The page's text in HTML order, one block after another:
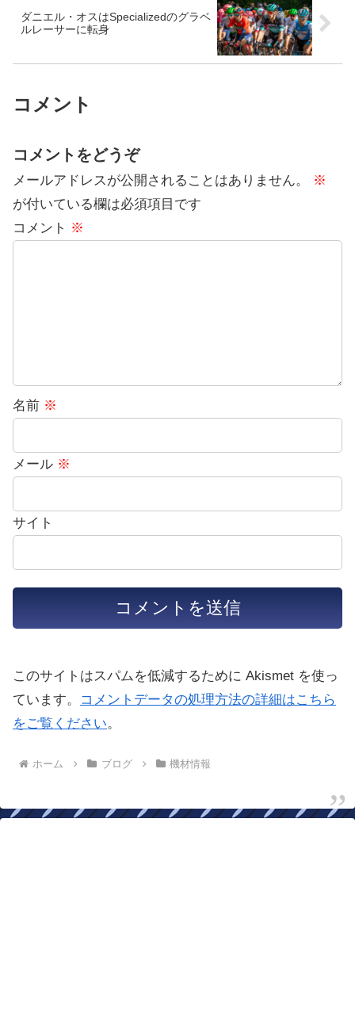
ダニエル・オスはSpecializedのグラベ
ルレーサーに転身
コメント
コメントをどうぞ
メールアドレスが公開されることはありません。
※
が付いている欄は必須項目です
コメント ※
名前 ※
メール ※
サイト
このサイトはスパムを低減するために Akismet を使っ
ています。
コメントデータの処理方法の詳細はこちら
をご覧ください。
ホーム ブログ 機材情報